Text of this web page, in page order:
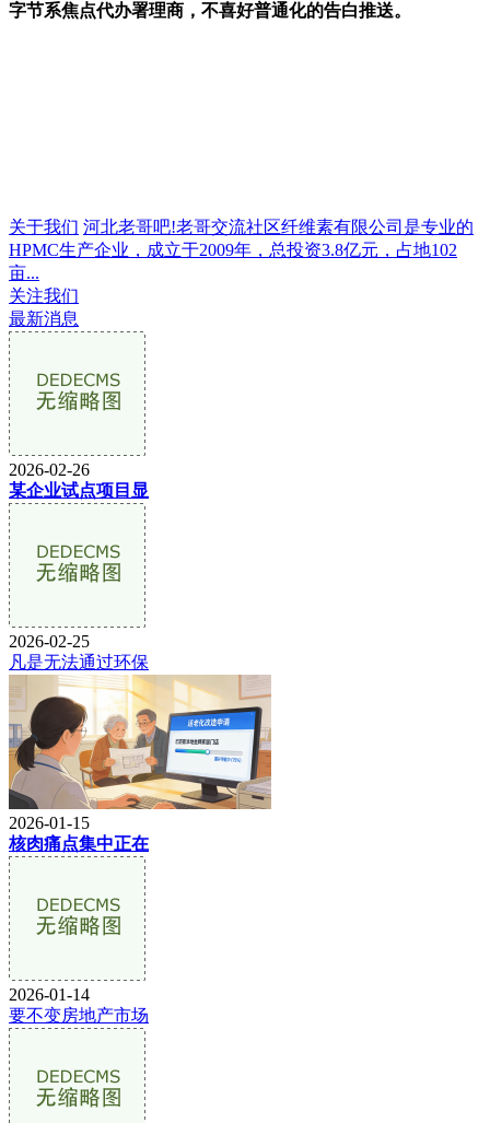
字节系焦点代办署理商，不喜好普通化的告白推送。
关于我们 河北老哥吧!老哥交流社区纤维素有限公司是专业的
HPMC生产企业，成立于2009年，总投资3.8亿元，占地102
亩...
关注我们
最新消息
2026-02-26
某企业试点项目显
2026-02-25
凡是无法通过环保
2026-01-15
核肉痛点集中正在
2026-01-14
要不变房地产市场